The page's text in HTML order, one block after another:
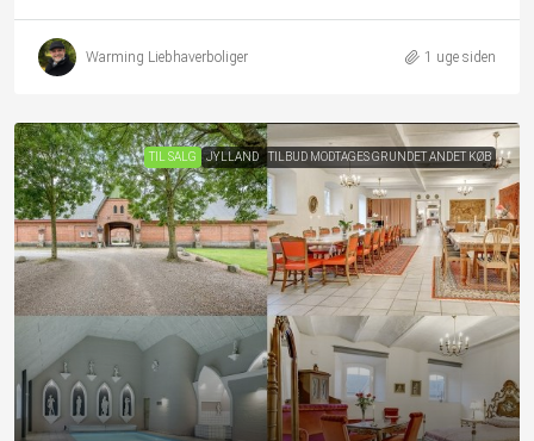
Warming Liebhaverboliger 1 uge siden
TIL SALG JYLLAND TILBUD MODTAGES GRUNDET ANDET KØB